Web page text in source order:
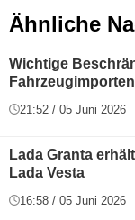
Ähnliche
Wichtige
21:52 / 05 Juni 2026
Lada Granta
Lada Vesta
16:58 / 05 Juni 2026